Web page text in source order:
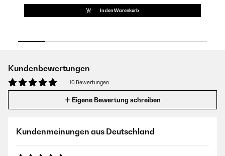
In den Warenkorb
Kundenbewertungen
10 Bewertungen
Eigene Bewertung schreiben
Kundenmeinungen aus Deutschland